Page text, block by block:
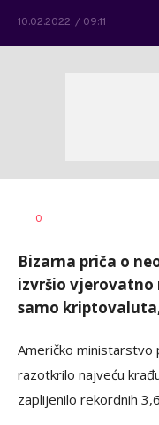
10.02.2022. / 09:11
AUTOR
0
Bizarna priča o
izvršio vjerovatno
samo
Američko
razotkrilo najveću
zaplijenilo rekordnih